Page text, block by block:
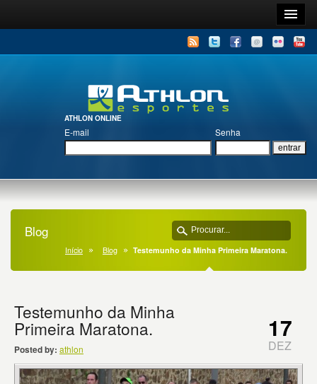
ATHLON ONLINE
E-mail Senha
Blog
Início Blog Testemunho da Minha Primeira Maratona.
Testemunho da Minha
Primeira Maratona.
Posted by: athlon
17
DEZ